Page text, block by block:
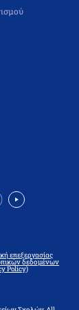
επεξεργασίας
δεδομένων
Policy)